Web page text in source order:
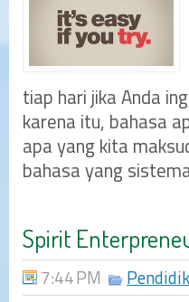
tiap hari jika Anda
karena itu, bahasa
apa yang kita
bahasa yang
Spirit
7:44 PM